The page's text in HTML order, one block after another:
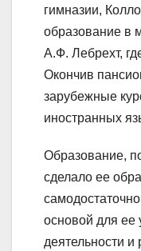
гимназии,
образование в
А.Ф. Лебрехт,
Окончив
зарубежные
иностранных
Образование,
сделало ее
основой для ее
деятельности